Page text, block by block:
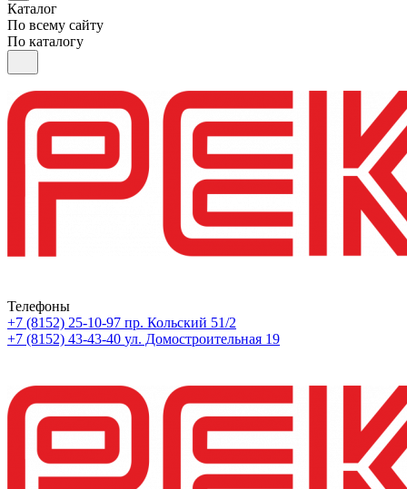
Каталог
По всему сайту
По каталогу
Телефоны
+7 (8152) 25-10-97 пр. Кольский 51/2
+7 (8152) 43-43-40 ул. Домостроительная 19